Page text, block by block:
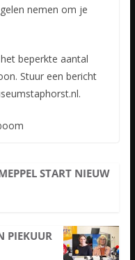
nemen om je
beperkte aantal
Stuur een bericht
START NIEUW
PIEKUUR